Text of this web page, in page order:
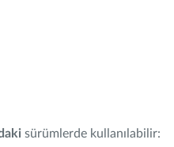
sürümlerde kullanılabilir: